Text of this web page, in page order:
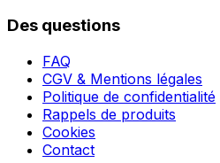
Des questions
FAQ
CGV & Mentions légales
Politique de confidentialité
Rappels de produits
Cookies
Contact